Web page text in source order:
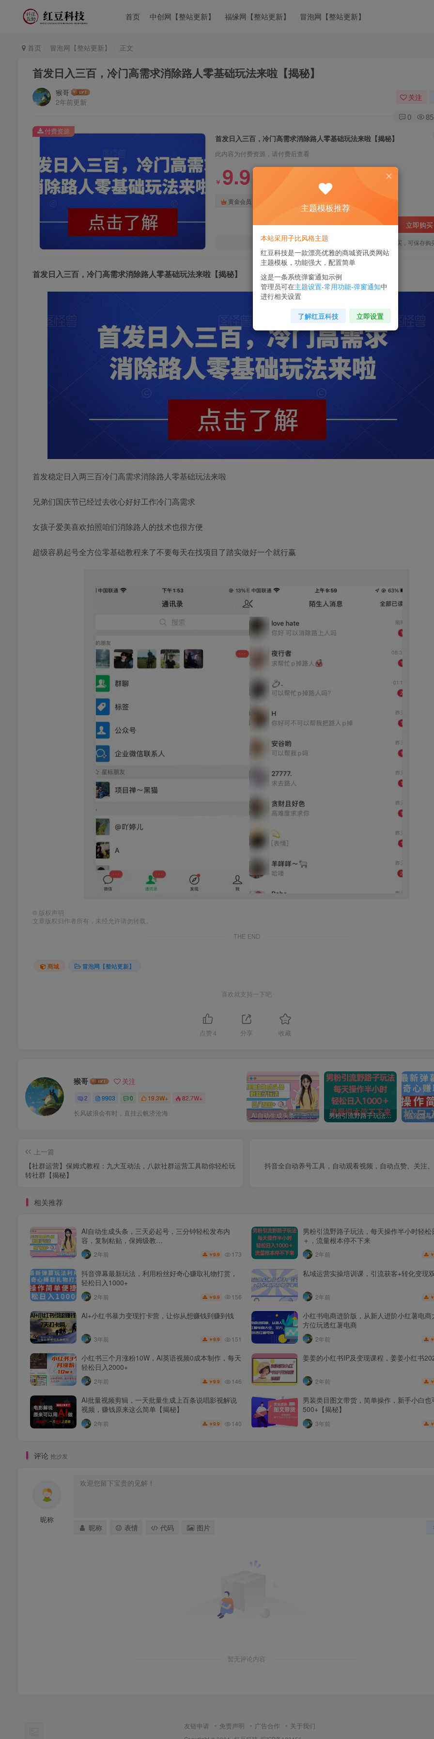
首页 中创网【整站更新】 福缘网【整站更新】 冒泡网【整站更新】
首页 冒泡网【整站更新】 正文
首发日入三百，冷门高需求消除路人零基础玩法来啦【揭秘】
猴哥
2年前更新
关注
0 85
首发日入三百，冷门高需求消除路人零基础玩法来啦【揭秘】
此内容为付费资源，请付费后查看
￥ 9.9
黄金会员
立即购买
您当前未登录！建议登陆后购买，可保存购
付费资源
首发日入三百， 冷门高需求消除路人零基础玩法来啦【揭秘】
首发稳定日入两三百冷门高需求消除路人零基础玩法来啦
兄弟们国庆节已经过去收心好好工作冷门高需求
女孩子爱美喜欢拍照咱们消除路人的技术也很方便
超级容易起号全方位零基础教程来了不要每天在找项目了踏实做好一个就行赢
© 版权声明
文章版权归作者所有，未经允许请勿转载。
THE END
商城 冒泡网【整站更新】
喜欢就支持一下吧
点赞 4 分享 收藏
猴哥 关注
2 9903 0 19.3W+ 82.7W+
长风破浪会有时，直挂云帆济沧海 AI自动生成头条，三天必起号，三分钟轻松发布内容，复制粘贴，保姆级教… 男粉引流野路子玩法，每天操作半小时轻松日入1000＋，流量根本停不下来
上一篇
【社群运营】保姆式教程：九大互动法，八款社群运营工具助你轻松玩
转社群【揭秘】
抖音全自动养号工具，自动观看视频，自动点赞、关注
相关推荐
AI自动生成头条，三天必起号，三分钟轻松发布内
容，复制粘贴，保姆级教…
2年前 ￥9.9 173
男粉引流野路子玩法，每天操作半小时轻
＋，流量根本停不下来
2年前 ￥
抖音弹幕最新玩法，利用粉丝好奇心赚取礼物打赏，
轻松日入1000+
2年前 ￥9.9 156
私域运营实操培训课，引流获客+转化变现
2年前 ￥
AI+小红书暴力变现打卡营，让你从想赚钱到赚到钱
3年前 ￥9.9 151
小红书电商进阶版，从新人进阶小红薯电商
方位玩透红薯电商
2年前 ￥
小红书三个月涨粉10W，AI英语视频0成本制作，每天
轻松日入2000+
2年前 ￥9.9 146
姜姜的小红书IP及变现课程，姜姜小红书
2年前 ￥
AI批量视频剪辑，一天批量生成上百条说唱影视解说
视频，赚钱原来这么简单【揭秘】
2年前 ￥9.9 140
男装类目图文带货，简单操作，新手小白也
500+【揭秘】
3年前 ￥
评论 抢沙发
昵称
昵称 表情 代码 图片
暂无评论内容
友链申请 免责声明 广告合作 关于我们
主题模板推荐
本站采用子比风格主题
红豆科技是一款漂亮优雅的商城资讯类网站
主题模板，功能强大，配置简单
这是一条系统弹窗通知示例
管理员可在主题设置-常用功能-弹窗通知中
进行相关设置
了解红豆科技 立即设置